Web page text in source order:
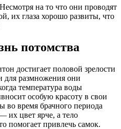
на то что они проводят
их глаза хорошо развиты, что
потомства
достигает половой зрелости
для размножения они
температура воды
особую красоту в свои
время брачного периода
их цвет ярче, а тело
помогает привлечь самок.